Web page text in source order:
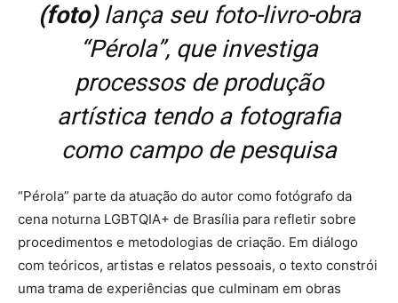
(foto)lança seu foto-livro-obra
“Pérola”, que investiga
processos de produção
artística tendo a fotografia
como campo de pesquisa
“Pérola” parte da atuação do autor como fotógrafo da
cena noturna LGBTQIA+ de Brasília para refletir sobre
procedimentos e metodologias de criação. Em diálogo
com teóricos, artistas e relatos pessoais, o texto constrói
uma trama de experiências que culminam em obras